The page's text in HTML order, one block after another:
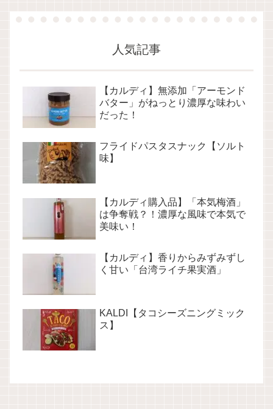
人気記事
【カルディ】無添加「アーモンド
バター」がねっとり濃厚な味わい
だった！
フライドパスタスナック【ソルト
味】
【カルディ購入品】「本気梅酒」
は争奪戦？！濃厚な風味で本気で
美味い！
【カルディ】香りからみずみずし
く甘い「台湾ライチ果実酒」
KALDI【タコシーズニングミック
ス】